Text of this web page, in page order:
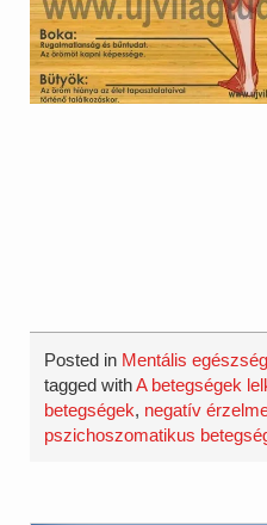
Posted in Mentális egészség
tagged withA betegségek
betegségek, negatív
pszichoszomatikus